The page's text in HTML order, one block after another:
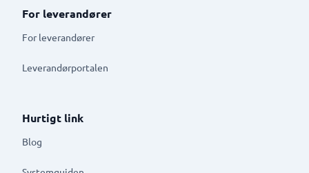
For leverandører
For leverandører
Leverandørportalen
Hurtigt link
Blog